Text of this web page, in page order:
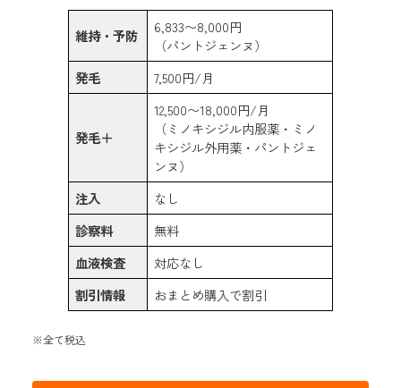
維持・予防
6,833〜8,000円
（パントジェンヌ）
発毛
7,500円/月
発毛＋
12,500〜18,000円/月
（ミノキシジル内服薬・ミノ
キシジル外用薬・パントジェ
ンヌ）
注入
なし
診察料
無料
血液検査
対応なし
割引情報
おまとめ購入で割引
※全て税込